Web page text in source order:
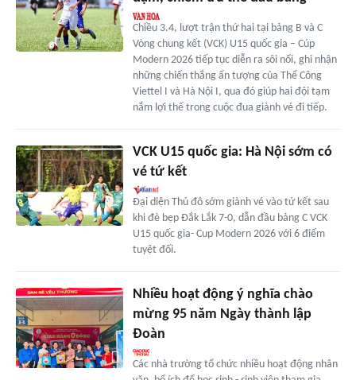
Chiều 3.4, lượt trận thứ hai tại bảng B và C
Vòng chung kết (VCK) U15 quốc gia – Cúp
Modern 2026 tiếp tục diễn ra sôi nổi, ghi nhận
những chiến thắng ấn tượng của Thể Công
Viettel I và Hà Nội I, qua đó giúp hai đội tạm
nắm lợi thế trong cuộc đua giành vé đi tiếp.
VCK U15 quốc gia: Hà Nội sớm có
vé tứ kết
Đại diện Thủ đô sớm giành vé vào tứ kết sau
khi đè bẹp Đắk Lắk 7-0, dẫn đầu bảng C VCK
U15 quốc gia- Cup Modern 2026 với 6 điểm
tuyệt đối.
Nhiều hoạt động ý nghĩa chào
mừng 95 năm Ngày thành lập
Đoàn
Các nhà trường tổ chức nhiều hoạt động nhân